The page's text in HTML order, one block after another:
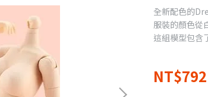
全新配色的
服裝的顏色從
這組模型包含
NT$792